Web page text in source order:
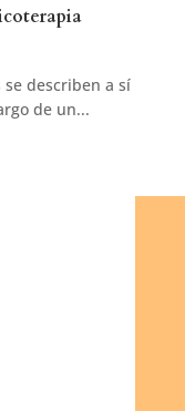
describen a sí
de un...